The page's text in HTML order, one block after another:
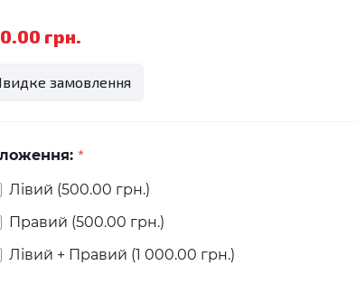
грн.
замовлення
*
Лівий (500.00 грн.)
Правий (500.00 грн.)
Лівий + Правий (1 000.00 грн.)